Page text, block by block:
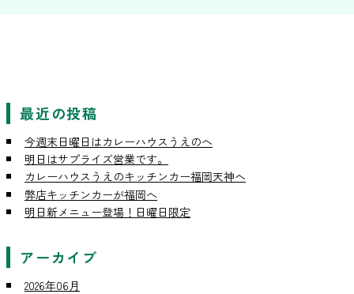
最近の投稿
今週末日曜日はカレーハウスうえのへ
明日はサプライズ営業です。
カレーハウスうえのキッチンカー福岡天神へ
弊店キッチンカーが福岡へ
明日新メニュー登場！日曜日限定
アーカイブ
2026年06月